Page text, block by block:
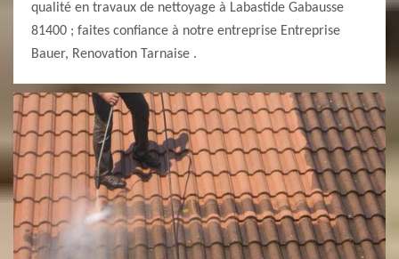
qualité en travaux de nettoyage à Labastide Gabausse
81400 ; faites confiance à notre entreprise Entreprise
Bauer, Renovation Tarnaise .